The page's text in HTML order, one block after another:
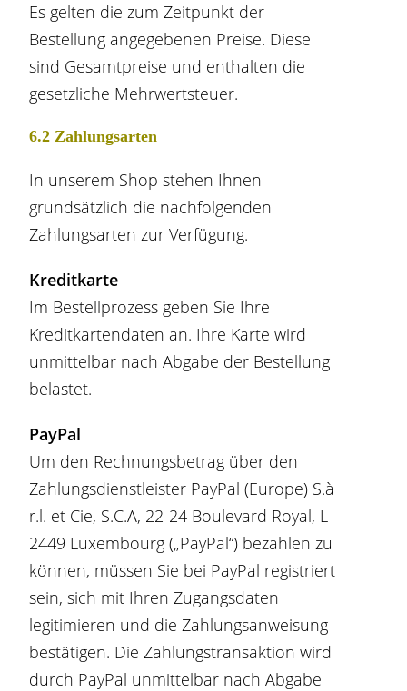
Es gelten die zum Zeitpunkt der
Bestellung angegebenen Preise. Diese
sind Gesamtpreise und enthalten die
gesetzliche Mehrwertsteuer.
6.2 Zahlungsarten
In unserem Shop stehen Ihnen
grundsätzlich die nachfolgenden
Zahlungsarten zur Verfügung.
Kreditkarte
Im Bestellprozess geben Sie Ihre
Kreditkartendaten an. Ihre Karte wird
unmittelbar nach Abgabe der Bestellung
belastet.
PayPal
Um den Rechnungsbetrag über den
Zahlungsdienstleister PayPal (Europe) S.à
r.l. et Cie, S.C.A, 22-24 Boulevard Royal, L-
2449 Luxembourg („PayPal“) bezahlen zu
können, müssen Sie bei PayPal registriert
sein, sich mit Ihren Zugangsdaten
legitimieren und die Zahlungsanweisung
bestätigen. Die Zahlungstransaktion wird
durch PayPal unmittelbar nach Abgabe